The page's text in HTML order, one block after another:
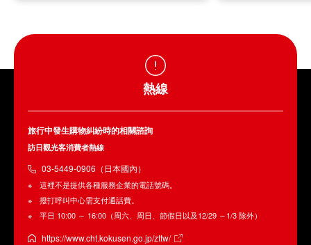
熱線
旅行中發生購物糾紛時的相關諮詢
訪日觀光客消費者熱線
03-5449-0906（日本國內）
這裡不是提供各種服務企業的電話號碼。
撥打呼叫中心需支付通話費。
平日 10:00 ～ 16:00（周六、周日、節假日以及12/29 ～1/3 除外）
https://www.cht.kokusen.go.jp/zttw/